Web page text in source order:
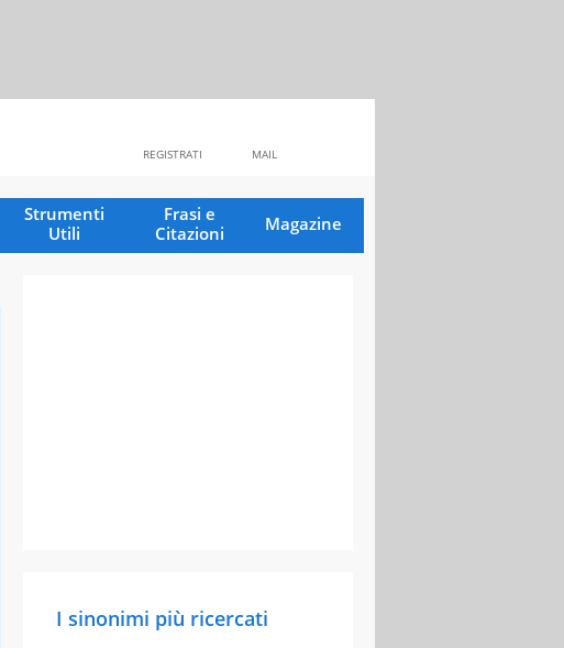
MAIL
REGISTRATI
Strumenti
Utili
Frasi e
Citazioni
Magazine
I sinonimi più ricercati